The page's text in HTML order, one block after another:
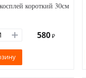
короткий 30см
580 ₽